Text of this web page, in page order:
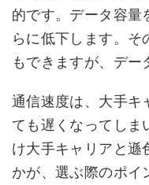
的です。データ容量
らに低下します。そ
もできますが、デー
通信速度は、大手キ
ても遅くなってしま
け大手キャリアと遜
かが、選ぶ際のポイ